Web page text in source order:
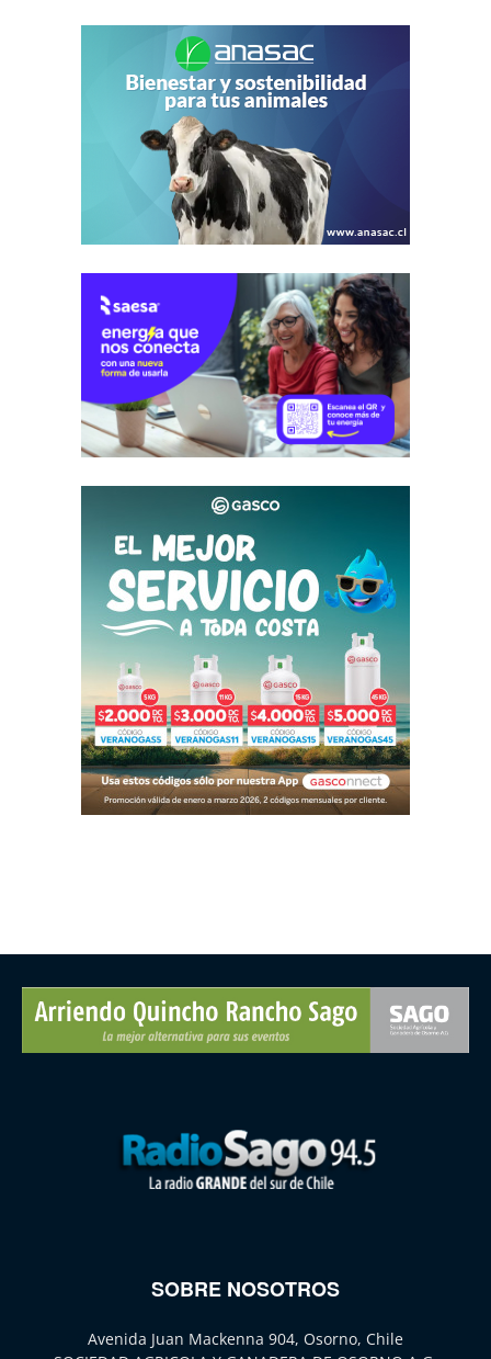
SOBRE NOSOTROS
Avenida Juan Mackenna 904, Osorno, Chile